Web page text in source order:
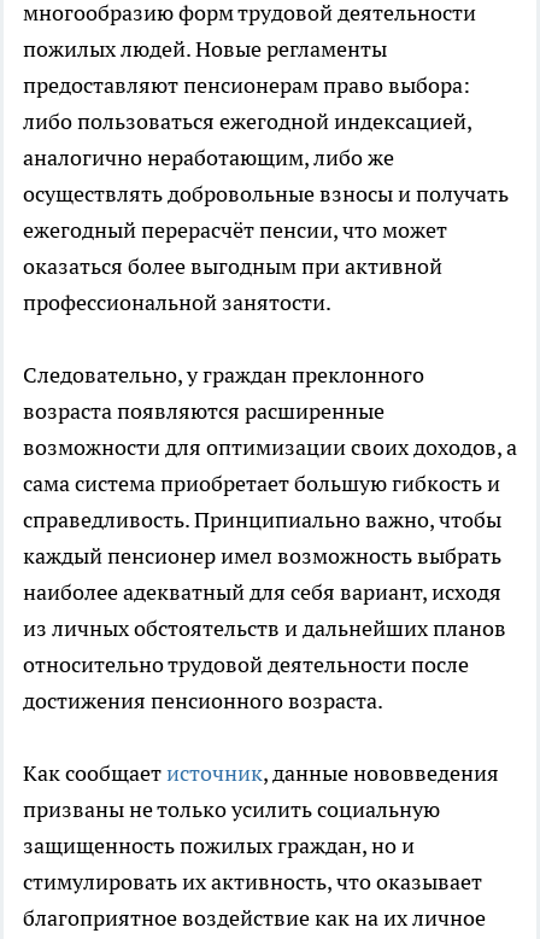
многообразию форм трудовой деятельности
пожилых людей. Новые регламенты
предоставляют пенсионерам право выбора:
либо пользоваться ежегодной индексацией,
аналогично неработающим, либо же
осуществлять добровольные взносы и получать
ежегодный перерасчёт пенсии, что может
оказаться более выгодным при активной
профессиональной занятости.
Следовательно, у граждан преклонного
возраста появляются расширенные
возможности для оптимизации своих доходов, а
сама система приобретает большую гибкость и
справедливость. Принципиально важно, чтобы
каждый пенсионер имел возможность выбрать
наиболее адекватный для себя вариант, исходя
из личных обстоятельств и дальнейших планов
относительно трудовой деятельности после
достижения пенсионного возраста.
Как сообщаетисточник, данные нововведения
призваны не только усилить социальную
защищенность пожилых граждан, но и
стимулировать их активность, что оказывает
благоприятное воздействие как на их личное